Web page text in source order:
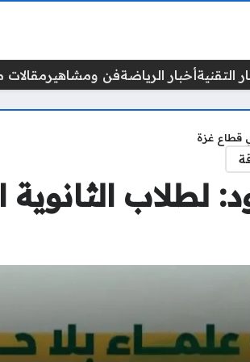
التقنيةأخبار الرياضةفن ومشاهيرمقالات
قطاع غزة
لطلاب الثانوية